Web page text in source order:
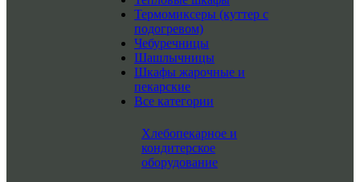
Термомиксеры (куттер с
подогревом)
Чебуречницы
Шашлычницы
Шкафы жарочные и
пекарские
Все категории
Хлебопекарное и
кондитерское
оборудование